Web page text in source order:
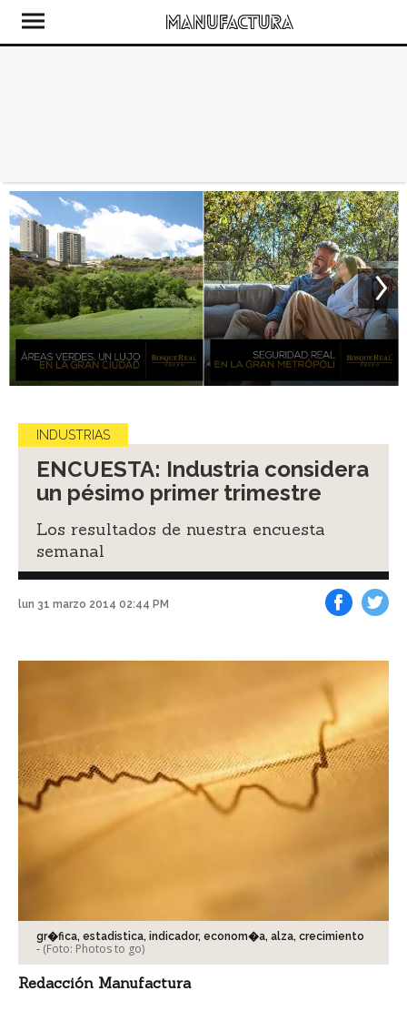
INDUSTRIAS
ENCUESTA: Industria considera
un pésimo primer trimestre
Los resultados de nuestra encuesta
semanal
lun 31 marzo 2014 02:44 PM
gr�fica, estadistica, indicador, econom�a, alza, crecimiento
- (Foto: Photos to go)
Redacción Manufactura